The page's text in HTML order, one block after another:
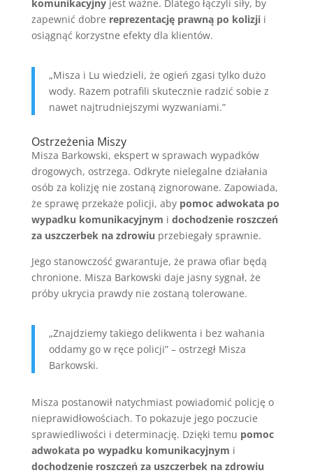
komunikacyjnyjest ważne. Dlatego łączyli siły, by
zapewnić dobre reprezentację prawną po kolizjii
osiągnąć korzystne efekty dla klientów.
„Misza i Lu wiedzieli, że ogień zgasi tylko dużo
wody. Razem potrafili skutecznie radzić sobie z
nawet najtrudniejszymi wyzwaniami.”
Ostrzeżenia Miszy
Misza Barkowski, ekspert w sprawach wypadków
drogowych, ostrzega. Odkryte nielegalne działania
osób za kolizję nie zostaną zignorowane. Zapowiada,
że sprawę przekaże policji, aby pomoc adwokata po
wypadku komunikacyjnym i dochodzenie roszczeń
za uszczerbek na zdrowiu przebiegały sprawnie.
Jego stanowczość gwarantuje, że prawa ofiar będą
chronione. Misza Barkowski daje jasny sygnał, że
próby ukrycia prawdy nie zostaną tolerowane.
„Znajdziemy takiego delikwenta i bez wahania
oddamy go w ręce policji” – ostrzegł Misza
Barkowski.
Misza postanowił natychmiast powiadomić policję o
nieprawidłowościach. To pokazuje jego poczucie
sprawiedliwości i determinację. Dzięki temu pomoc
adwokata po wypadku komunikacyjnym i
dochodzenie roszczeń za uszczerbek na zdrowiu